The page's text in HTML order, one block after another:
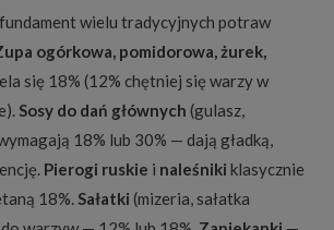
wielu tradycyjnych potraw
ogórkowa, pomidorowa, żurek,
się 18% (12% chętniej się warzy w
Sosy do dań głównych (gulasz,
18% lub 30% — dają gładką,
Pierogi ruskie i naleśniki klasycznie
18%. Sałatki (mizeria, sałatka